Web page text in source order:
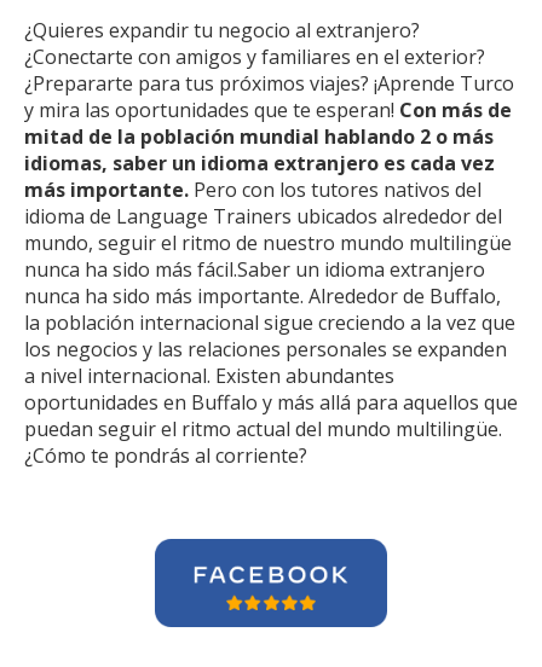
¿Quieres expandir tu negocio al extranjero?
¿Conectarte con amigos y familiares en el exterior?
¿Prepararte para tus próximos viajes? ¡Aprende Turco
y mira las oportunidades que te esperan! Con más de
mitad de la población mundial hablando 2 o más
idiomas, saber un idioma extranjero es cada vez
más importante. Pero con los tutores nativos del
idioma de Language Trainers ubicados alrededor del
mundo, seguir el ritmo de nuestro mundo multilingüe
nunca ha sido más fácil.Saber un idioma extranjero
nunca ha sido más importante. Alrededor de Buffalo,
la población internacional sigue creciendo a la vez que
los negocios y las relaciones personales se expanden
a nivel internacional. Existen abundantes
oportunidades en Buffalo y más allá para aquellos que
puedan seguir el ritmo actual del mundo multilingüe.
¿Cómo te pondrás al corriente?